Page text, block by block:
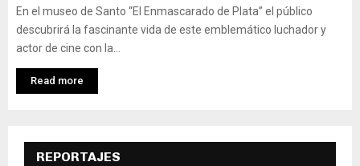
En el museo de Santo “El Enmascarado de Plata” el público
descubrirá la fascinante vida de este emblemático luchador y
actor de cine con la...
Read more
REPORTAJES